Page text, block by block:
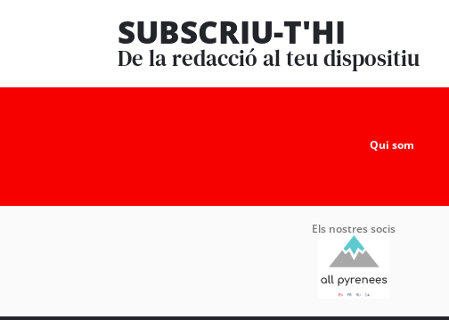
SUBSCRIU-T'HI
De la redacció al teu dispositiu
Qui som
Els nostres socis